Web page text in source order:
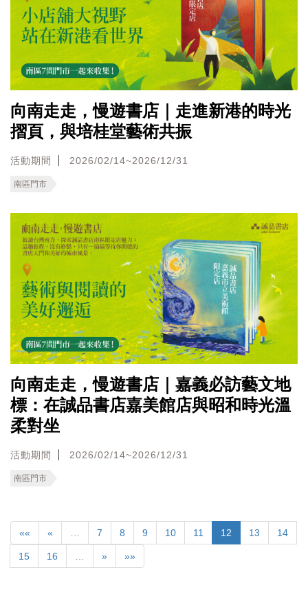
向南走走，慢遊書店｜走進新港的時光
摺頁，與培桂堂藝術共振
活動期間 2026/02/14~2026/12/31
南區門市
向南走走，慢遊書店｜嘉義必訪藝文地
標：在誠品書店嘉美館店與昭和時光溫
柔對坐
活動期間 2026/02/14~2026/12/31
南區門市
«« « 7 8 9 10 11 12 13 14
15 16 » »»